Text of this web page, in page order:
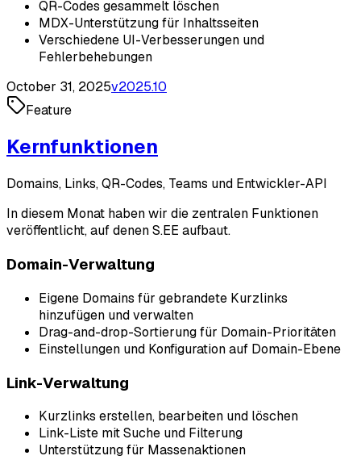
QR-Codes gesammelt löschen
MDX-Unterstützung für Inhaltsseiten
Verschiedene UI-Verbesserungen und
Fehlerbehebungen
October 31, 2025v2025.10
Feature
Kernfunktionen
Domains, Links, QR-Codes, Teams und Entwickler-API
In diesem Monat haben wir die zentralen Funktionen
veröffentlicht, auf denen S.EE aufbaut.
Domain-Verwaltung
Eigene Domains für gebrandete Kurzlinks
hinzufügen und verwalten
Drag-and-drop-Sortierung für Domain-Prioritäten
Einstellungen und Konfiguration auf Domain-Ebene
Link-Verwaltung
Kurzlinks erstellen, bearbeiten und löschen
Link-Liste mit Suche und Filterung
Unterstützung für Massenaktionen